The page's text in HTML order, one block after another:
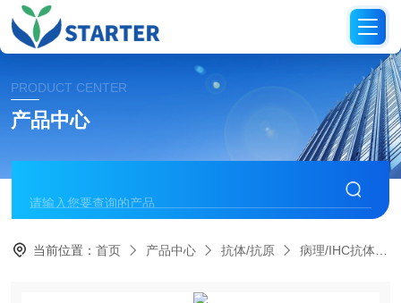
PRODUCT CENTER
产品中心
当前位置：首页 产品中心 抗体/抗原 病理/IHC抗体